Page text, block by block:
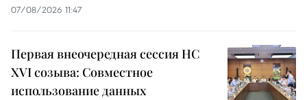
07/08/2026 11:47
Первая внеочередная сессия НС
XVI созыва: Совместное
использование данных